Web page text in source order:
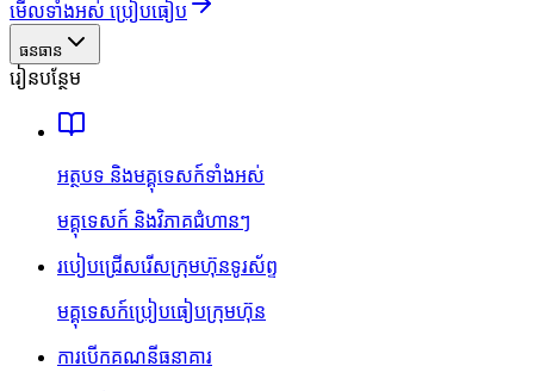
មើលទាំងអស់ ប្រៀបធៀប
ធនធាន
រៀនបន្ថែម
អត្ថបទ និងមគ្គុទេសក៍ទាំងអស់
មគ្គុទេសក៍ និងវិភាគជំហានៗ
របៀបជ្រើសរើសក្រុមហ៊ុនទូរស័ព្ទ
មគ្គុទេសក៍ប្រៀបធៀបក្រុមហ៊ុន
ការបើកគណនីធនាគារ